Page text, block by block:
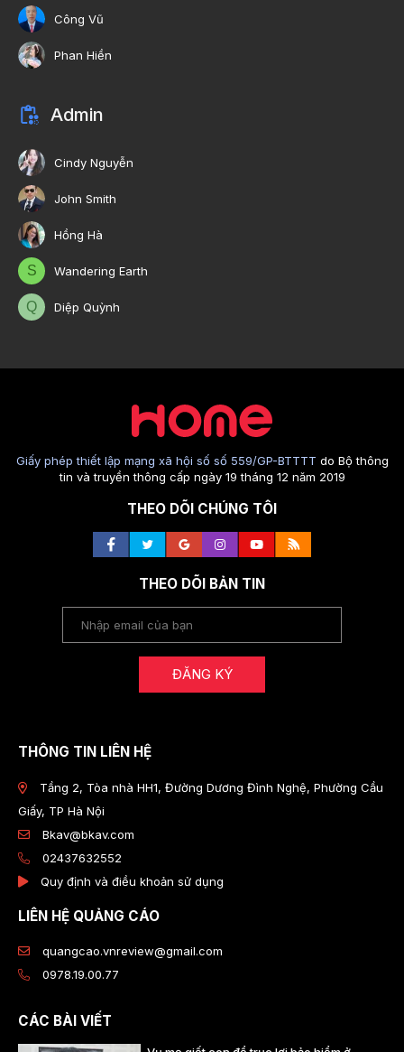
Công Vũ
Phan Hiền
Admin
Cindy Nguyễn
John Smith
Hồng Hà
S Wandering Earth
Q Diệp Quỳnh
Giấy phép thiết lập mạng xã hội số số 559/GP-BTTTT do Bộ thông
tin và truyền thông cấp ngày 19 tháng 12 năm 2019
THEO DÕI CHÚNG TÔI
THEO DÕI BẢN TIN
ĐĂNG KÝ
THÔNG TIN LIÊN HỆ
Tầng 2, Tòa nhà HH1, Đường Dương Đình Nghệ, Phường Cầu
Giấy, TP Hà Nội
Bkav@bkav.com
02437632552
Quy định và điều khoản sử dụng
LIÊN HỆ QUẢNG CÁO
quangcao.vnreview@gmail.com
0978.19.00.77
CÁC BÀI VIẾT